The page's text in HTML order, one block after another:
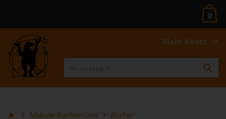
Mein Konto
0
Mabuse-Buchversand
Bücher